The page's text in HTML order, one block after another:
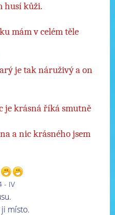
husí kůži.
mám v celém těle
je tak náruživý a on
je krásná říká smutně
a nic krásného jsem
- IV
ji místo.